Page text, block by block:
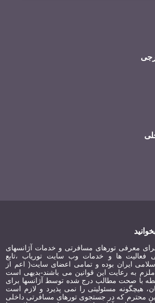
معرفی تورهای مسافرتی و خدمات آژانسهای
فعالیت ها و خدمات وب سایت توریاب ،تابع
ایران بوده و تمامی اعضای سایت( اعم از
به رعایت این قوانین می باشند-بدیهی است
با صحت مطالب درج شده توسط آژانسها برای
هیچگونه مسئولیتی را نمی پذیرد و لازم است
محترم که در جستجوی تورهای مسافرتی داخلی